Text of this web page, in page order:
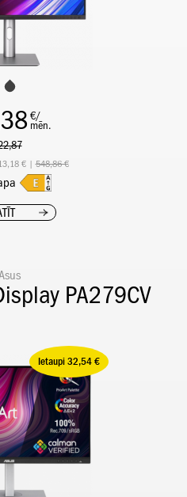
€/
mēn.
€ |548,86 €
PA279CV
Ietaupi 32,54 €